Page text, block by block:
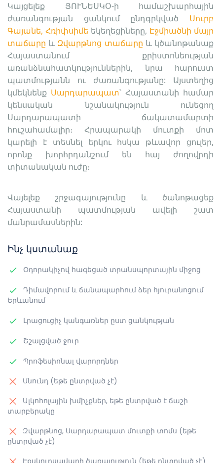
Կայցելեք ՅՈՒՆԵՍԿՕ-ի համաշխարհային
ժառանգության ցանկում ընդգրկված Սուրբ
Գայանե, Հռիփսիմե եկեղեցիները, Էջմիածնի մայր
տաճարը և Զվարթնոց տաճարը և կծանոթանաք
Հայաստանում քրիստոնեության
առանձնահատկություններին, նրա հարուստ
պատմությանն ու ժառանգությանը: Այստեղից
կմեկնենք Սարդարապատ՝ Հայաստանի համար
կենսական նշանակություն ունեցող
Սարդարապատի ճակատամարտի
հուշահամալիր։ Հրապարակի մուտքի մոտ
կարելի է տեսնել երկու հսկա թևավոր ցուլեր,
որոնք խորհրդանշում են հայ ժողովրդի
տիտանական ուժը։
Վայելեք շրջագայությունը և ծանոթացեք
Հայաստանի պատմության ավելի շատ
մանրամասներին:
Ինչ կստանաք
Օդորակիչով հագեցած տրանսպորտային միջոց
Դիմավորում և ճանապարհում ձեր հյուրանոցում
Երևանում
Լրացուցիչ կանգառներ ըստ ցանկության
Շշալցված ջուր
Պրոֆեսիոնալ վարորդներ
Սնունդ (եթե ընտրված չէ)
Ալկոհոլային խմիչքներ, եթե ընտրված է ճաշի
տարբերակը
Զվարթնոց, Սարդարապատ մուտքի տոմս (եթե
ընտրված չէ)
Էքսկուրսավարի ծառայություն (եթե ընտրված չէ)